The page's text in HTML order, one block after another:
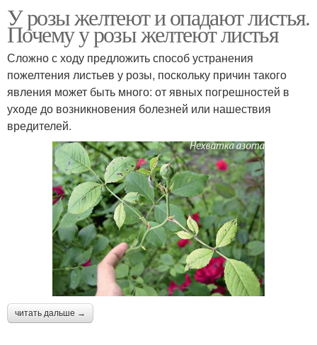
У розы желтеют и опадают листья.
Почему у розы желтеют листья
Сложно с ходу предложить способ устранения
пожелтения листьев у розы, поскольку причин такого
явления может быть много: от явных погрешностей в
уходе до возникновения болезней или нашествия
вредителей.
читать дальше →